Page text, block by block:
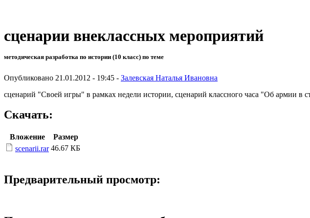
сценарии внеклассных мероприятий
методическая разработка по истории (10 класс) по теме
Опубликовано 21.01.2012 - 19:45 - Залевская Наталья Ивановна
сценарий "Своей игры" в рамках недели истории, сценарий классного часа "Об армии в
Скачать:
Вложение
Размер
scenarii.rar 46.67 КБ
Предварительный просмотр: